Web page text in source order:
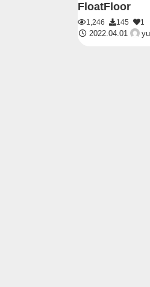
FloatFloor
1,246 145
1
2022.04.01